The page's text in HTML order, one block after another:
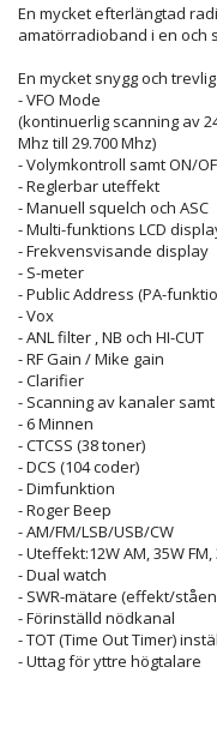
En mycket efterlängtad
amatörradioband i en och
En mycket snygg och
- VFO Mode
(kontinuerlig scanning av
Mhz till 29.700 Mhz)
- Volymkontroll samt ON/
- Reglerbar uteffekt
- Manuell squelch och ASC
- Multi-funktions LCD
- Frekvensvisande display
- S-meter
- Public Address (PA-
- Vox
- ANL filter , NB och HI-CUT
- RF Gain / Mike gain
- Clarifier
- Scanning av kanaler
- 6 Minnen
- CTCSS (38 toner)
- DCS (104 coder)
- Dimfunktion
- Roger Beep
- AM/FM/LSB/USB/CW
- Uteffekt:12W AM, 35W FM,
- Dual watch
- SWR-mätare (effekt/
- Förinställd nödkanal
- TOT (Time Out Timer)
- Uttag för yttre högtalare